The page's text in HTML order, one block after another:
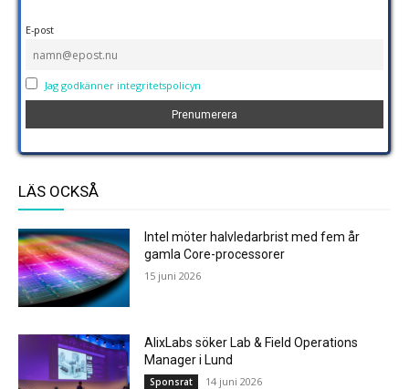
E-post
Jag godkänner integritetspolicyn
LÄS OCKSÅ
Intel möter halvledarbrist med fem år
gamla Core-processorer
15 juni 2026
AlixLabs söker Lab & Field Operations
Manager i Lund
Sponsrat 14 juni 2026